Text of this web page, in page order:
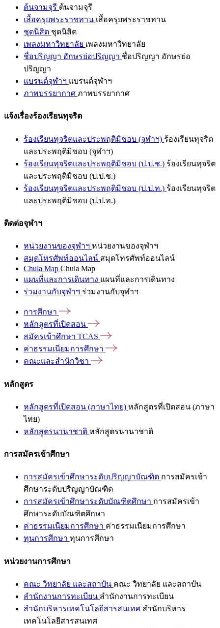
ต้นจามจุรี ต้นจามจุรี
เสื้อครุยพระราชทาน เสื้อครุยพระราชทาน
ชุดนิสิต ชุดนิสิต
เพลงมหาวิทยาลัย เพลงมหาวิทยาลัย
ชื่อปริญญา อักษรย่อปริญญา ชื่อปริญญา อักษรย่อ
ปริญญา
แบรนด์จุฬาฯ แบรนด์จุฬาฯ
ภาพบรรยากาศ ภาพบรรยากาศ
แจ้งเรื่องร้องเรียนทุจริต
ร้องเรียนทุจริตและประพฤติมิชอบ (จุฬาฯ) ร้องเรียนทุจริต
และประพฤติมิชอบ (จุฬาฯ)
ร้องเรียนทุจริตและประพฤติมิชอบ (ป.ป.ช.) ร้องเรียนทุจริต
และประพฤติมิชอบ (ป.ป.ช.)
ร้องเรียนทุจริตและประพฤติมิชอบ (ป.ป.ท.) ร้องเรียนทุจริต
และประพฤติมิชอบ (ป.ป.ท.)
ติดต่อจุฬาฯ
หน่วยงานของจุฬาฯ หน่วยงานของจุฬาฯ
สมุดโทรศัพท์ออนไลน์ สมุดโทรศัพท์ออนไลน์
Chula Map Chula Map
แผนที่และการเดินทาง แผนที่และการเดินทาง
ร่วมงานกับจุฬาฯ ร่วมงานกับจุฬาฯ
การศึกษา
หลักสูตรที่เปิดสอน
สมัครเข้าศึกษา TCAS
ค่าธรรมเนียมการศึกษา
คณะและสำนักวิชา
หลักสูตร
หลักสูตรที่เปิดสอน (ภาษาไทย) หลักสูตรที่เปิดสอน (ภาษา
ไทย)
หลักสูตรนานาชาติ หลักสูตรนานาชาติ
การสมัครเข้าศึกษา
การสมัครเข้าศึกษาระดับปริญญาบัณฑิต การสมัครเข้า
ศึกษาระดับปริญญาบัณฑิต
การสมัครเข้าศึกษาระดับบัณฑิตศึกษา การสมัครเข้า
ศึกษาระดับบัณฑิตศึกษา
ค่าธรรมเนียมการศึกษา ค่าธรรมเนียมการศึกษา
ทุนการศึกษา ทุนการศึกษา
หน่วยงานการศึกษา
คณะ วิทยาลัย และสถาบัน คณะ วิทยาลัย และสถาบัน
สำนักงานการทะเบียน สำนักงานการทะเบียน
สำนักบริหารเทคโนโลยีสารสนเทศ สำนักบริหาร
เทคโนโลยีสารสนเทศ